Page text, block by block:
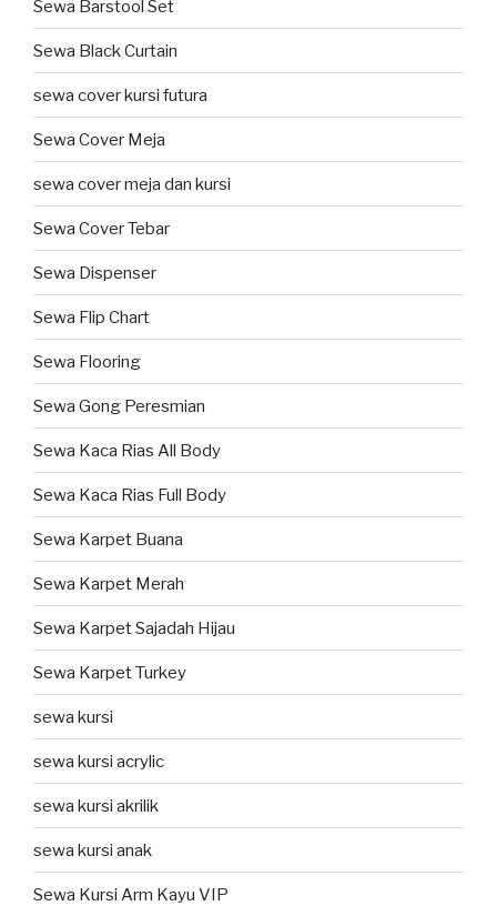
Sewa Barstool Set
Sewa Black Curtain
sewa cover kursi futura
Sewa Cover Meja
sewa cover meja dan kursi
Sewa Cover Tebar
Sewa Dispenser
Sewa Flip Chart
Sewa Flooring
Sewa Gong Peresmian
Sewa Kaca Rias All Body
Sewa Kaca Rias Full Body
Sewa Karpet Buana
Sewa Karpet Merah
Sewa Karpet Sajadah Hijau
Sewa Karpet Turkey
sewa kursi
sewa kursi acrylic
sewa kursi akrilik
sewa kursi anak
Sewa Kursi Arm Kayu VIP